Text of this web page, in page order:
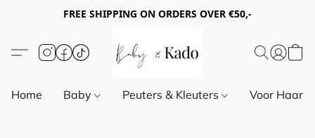
FREE SHIPPING ON ORDERS OVER €50,-
Home Baby Peuters & Kleuters Voor Haar